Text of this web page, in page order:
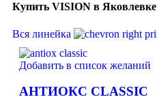
Купить VISION в Яковлевке
Вся линейка
Добавить в список желаний
АНТИОКС CLASSIC